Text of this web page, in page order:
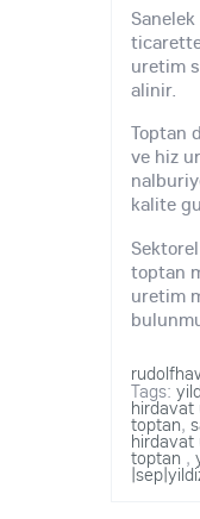
uretim
alinir.
Toptan
ve hiz
kalite
toptan
uretim
Tags:
hirdavat
toptan,
toptan ,